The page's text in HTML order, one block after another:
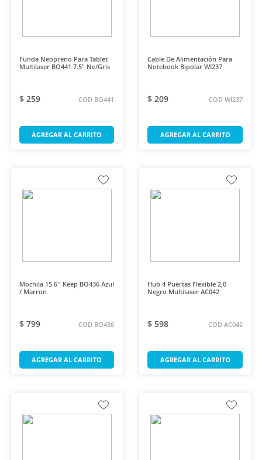
Funda Neopreno Para Tablet
Multilaser BO441 7.5" Ne/Gris
$ 259 COD BO441
AGREGAR AL CARRITO
Cable De Alimentación Para
Notebook Bipolar WI237
$ 209 COD WI237
AGREGAR AL CARRITO
Mochila 15.6'' Keep BO436 Azul
/ Marron
$ 799 COD BO436
AGREGAR AL CARRITO
Hub 4 Puertas Flexible 2,0
Negro Multilaser AC042
$ 598 COD AC042
AGREGAR AL CARRITO